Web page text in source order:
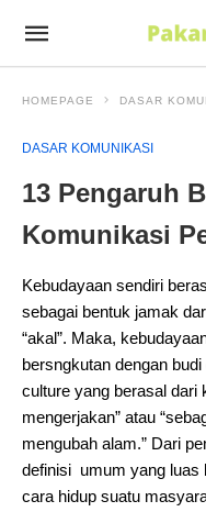
HOMEPAGE DASAR
DASAR KOMUNIKASI
13 Pengaruh
Komunikasi
Kebudayaan sendiri
sebagai bentuk jamak
“akal”. Maka,
bersngkutan dengan
culture yang berasal dari
mengerjakan” atau
mengubah alam.” Dari
definisi umum yang luas
cara hidup suatu